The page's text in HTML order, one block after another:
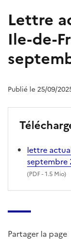
Lettre
Ile-de-
Publié le 25/09/
lettre
septembre
(PDF- 1.5 Mio)
Partager la page